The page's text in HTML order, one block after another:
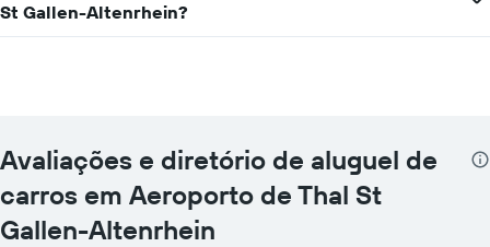
St Gallen-Altenrhein?
Avaliações e diretório de aluguel de
carros em Aeroporto de Thal St
Gallen-Altenrhein